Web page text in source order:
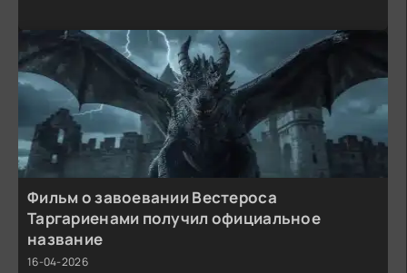
Фильм о завоевании Вестероса
Таргариенами получил официальное
название
16-04-2026